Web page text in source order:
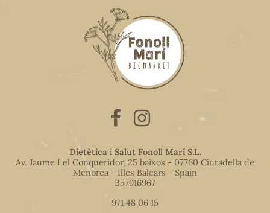
Dietètica i Salut Fonoll Marí S.L.
Av. Jaume I el Conqueridor, 25 baixos - 07760 Ciutadella de
Menorca - Illes Balears - Spain
B57916967
971 48 06 15